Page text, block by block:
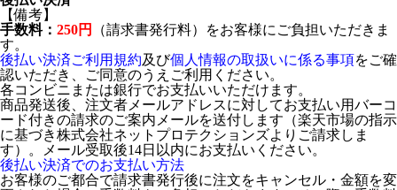
【備考】
手数料： 250円
（請求書発行料）をお客様にご負担いただきま
す。
後払い決済ご利用規約及び個人情報の取扱いに係る事項をご確
認いただき、ご同意のうえご利用ください。
各コンビニまたは銀行でお支払いいただけます。
商品発送後、注文者メールアドレスに対してお支払い用バーコ
ード付きの請求のご案内メールを送付します（楽天市場の指示
に基づき株式会社ネットプロテクションズよりご請求しま
す）。メール受取後14日以内にお支払いください。
後払い決済でのお支払い方法
お客様のご都合で請求書発行後に注文をキャンセル・金額を変